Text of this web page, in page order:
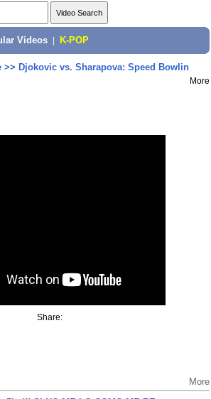
Videos K-POP
>> Djokovic vs. Sharapova: Speed Bowlin
More
Share:
More